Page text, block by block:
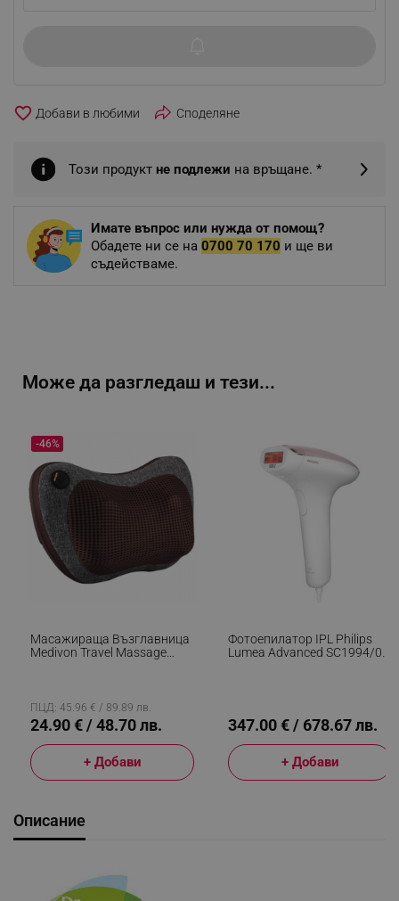
favorite_border Споделяне
Този продукт не подлежи на връщане. *
Имате въпрос или нужда от помощ?
Обадете ни се на 0700 70 170 и ще ви
съдействаме.
Може да разгледаш и тези...
Масажираща Възглавница
Medivon Travel Massage
Мускулите, 2 Посоки, Сив/
Кафяв
-46%
ПЦД: 45.96 € / 89.89 лв.
24.90 € / 48.70 лв.
+ Добави
Фотоепилатор IPL Philips
Lumea Advanced SC1994/00,
347.00 € / 678.67 лв.
+ Добави
Описание